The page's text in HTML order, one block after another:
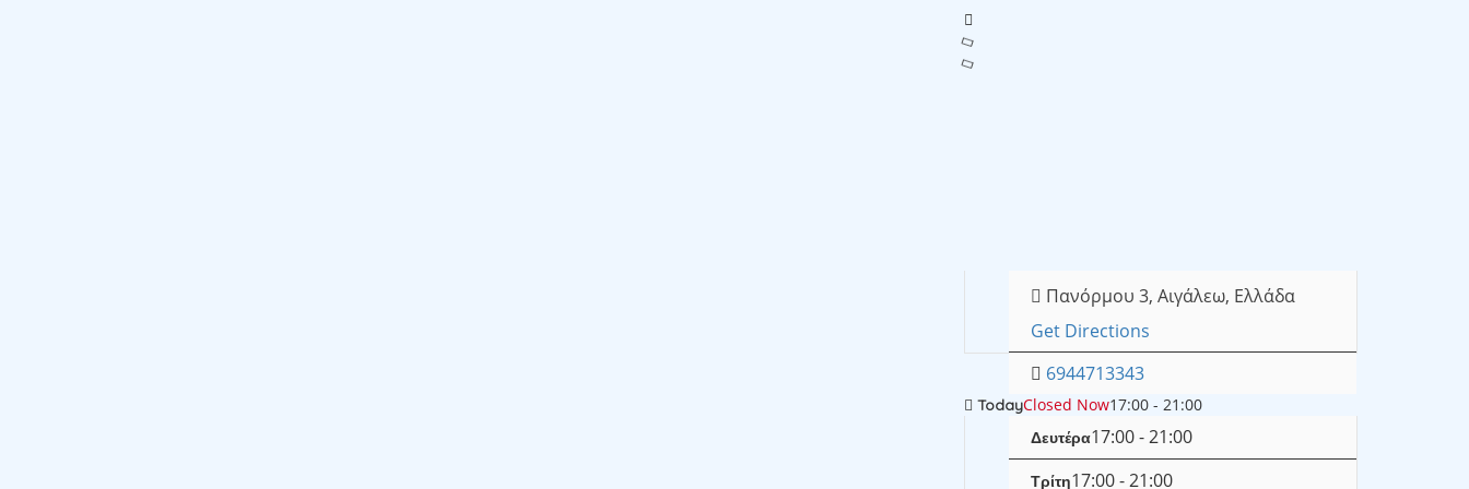
Πανόρμου 3, Αιγάλεω, Ελλάδα
Get Directions
6944713343
TodayClosed Now17:00 - 21:00
Δευτέρα17:00 - 21:00
Τρίτη17:00 - 21:00